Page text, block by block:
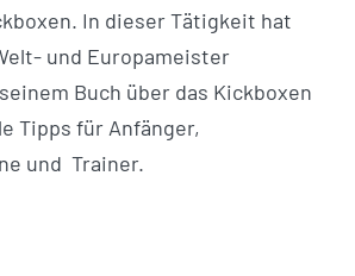
In dieser Tätigkeit hat
und Europameister
Buch über das Kickboxen
Tipps für Anfänger,
und Trainer.